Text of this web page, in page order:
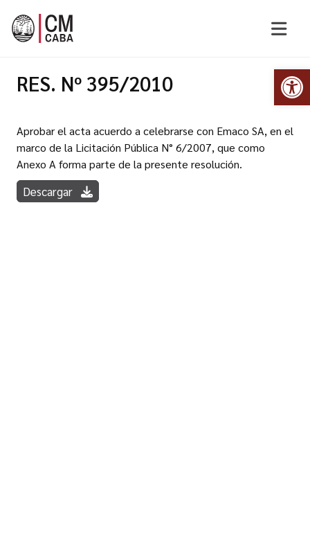
RES. Nº 395/2010
Aprobar el acta acuerdo a celebrarse con Emaco SA, en el
marco de la Licitación Pública N° 6/2007, que como
Anexo A forma parte de la presente resolución.
Descargar